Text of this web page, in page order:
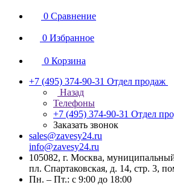
0 Сравнение
0 Избранное
0 Корзина
+7 (495) 374-90-31 Отдел продаж
Назад
Телефоны
+7 (495) 374-90-31 Отдел
Заказать звонок
sales@zavesy24.ru
info@zavesy24.ru
105082, г. Москва,
пл. Спартаковская, д. 14, стр. 3,
Пн. – Пт.: с 9:00 до 18:00